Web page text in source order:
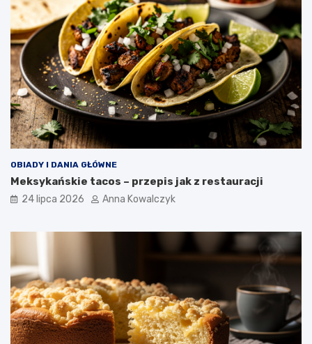
OBIADY I DANIA GŁÓWNE
Meksykańskie tacos – przepis jak z restauracji
24 lipca 2026 Anna Kowalczyk